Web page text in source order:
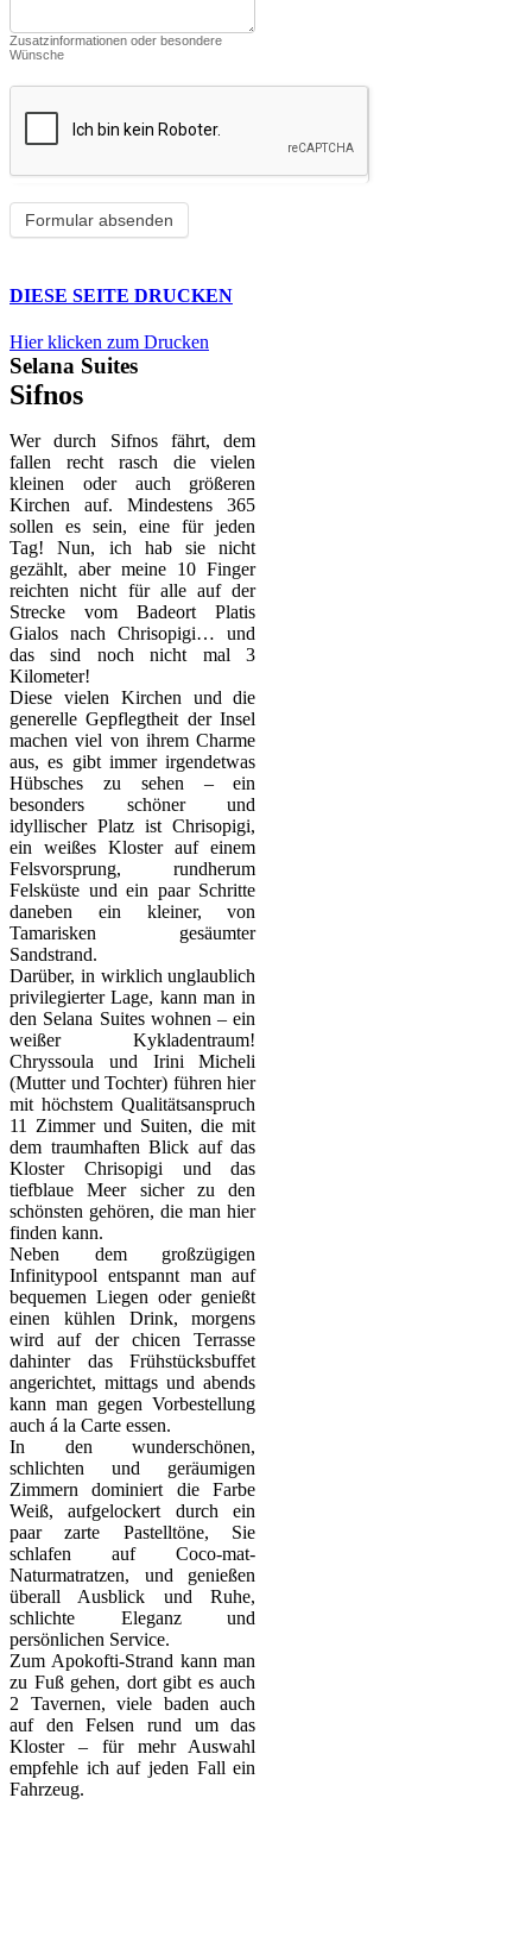
Zusatzinformationen oder besondere
Wünsche
DIESE SEITE DRUCKEN
Hier klicken zum Drucken
Selana Suites
Sifnos
Wer durch Sifnos fährt, dem
fallen recht rasch die vielen
kleinen oder auch größeren
Kirchen auf. Mindestens 365
sollen es sein, eine für jeden
Tag! Nun, ich hab sie nicht
gezählt, aber meine 10 Finger
reichten nicht für alle auf der
Strecke vom Badeort Platis
Gialos nach Chrisopigi… und
das sind noch nicht mal 3
Kilometer!
Diese vielen Kirchen und die
generelle Gepflegtheit der Insel
machen viel von ihrem Charme
aus, es gibt immer irgendetwas
Hübsches zu sehen – ein
besonders schöner und
idyllischer Platz ist Chrisopigi,
ein weißes Kloster auf einem
Felsvorsprung, rundherum
Felsküste und ein paar Schritte
daneben ein kleiner, von
Tamarisken gesäumter
Sandstrand.
Darüber, in wirklich unglaublich
privilegierter Lage, kann man in
den Selana Suites wohnen – ein
weißer Kykladentraum!
Chryssoula und Irini Micheli
(Mutter und Tochter) führen hier
mit höchstem Qualitätsanspruch
11 Zimmer und Suiten, die mit
dem traumhaften Blick auf das
Kloster Chrisopigi und das
tiefblaue Meer sicher zu den
schönsten gehören, die man hier
finden kann.
Neben dem großzügigen
Infinitypool entspannt man auf
bequemen Liegen oder genießt
einen kühlen Drink, morgens
wird auf der chicen Terrasse
dahinter das Frühstücksbuffet
angerichtet, mittags und abends
kann man gegen Vorbestellung
auch á la Carte essen.
In den wunderschönen,
schlichten und geräumigen
Zimmern dominiert die Farbe
Weiß, aufgelockert durch ein
paar zarte Pastelltöne, Sie
schlafen auf Coco-mat-
Naturmatratzen, und genießen
überall Ausblick und Ruhe,
schlichte Eleganz und
persönlichen Service.
Zum Apokofti-Strand kann man
zu Fuß gehen, dort gibt es auch
2 Tavernen, viele baden auch
auf den Felsen rund um das
Kloster – für mehr Auswahl
empfehle ich auf jeden Fall ein
Fahrzeug.